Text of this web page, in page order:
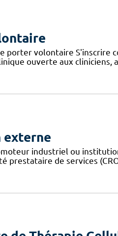
porter volontaire S'inscrire
ouverte aux
externe
industriel ou
prestataire de services